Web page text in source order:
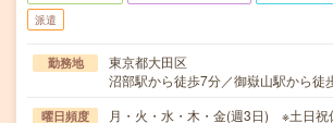
派遣
勤務地
東京都大田区
沼部駅から徒歩7分／御嶽山駅から徒
曜日頻度 月・火・水・木・金(週3日) ※土日祝